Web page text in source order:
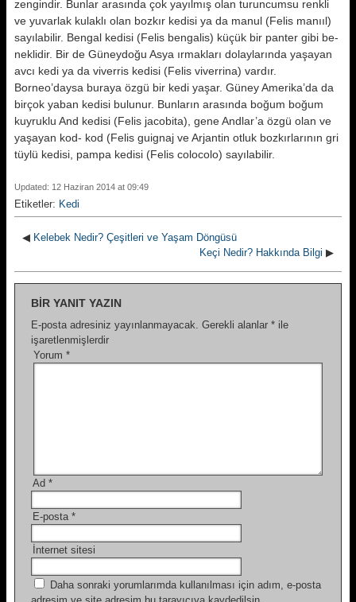
zengin­dir. Bunlar arasında çok yayılmış olan turuncumsu renkli
ve yuvarlak kulaklı olan bozkır kedisi ya da manul (Felis manııl)
sayılabilir. Bengal kedisi (Fe­lis bengalis) küçük bir panter gibi be­
neklidir. Bir de Güneydoğu Asya ır­makları dolaylarında yaşayan
avcı ke­di ya da viverris kedisi (Felis viverrina) vardır.
Borneo’daysa buraya öz­gü bir kedi yaşar. Güney Amerika’da da
birçok yaban kedisi bulunur. Bun­ların arasında boğum boğum
kuyruk­lu And kedisi (Felis jacobita), gene Andlar’a özgü olan ve
yaşayan kod- kod (Felis guignaj ve Arjantin otluk bozkırlarının gri
tüylü kedisi, pampa kedisi (Felis colocolo) sayılabilir.
Updated: 12 Haziran 2014 at 09:49
Etiketler: Kedi
◀ Kelebek Nedir? Çeşitleri ve Yaşam Döngüsü
Keçi Nedir? Hakkında Bilgi ▶
BIR YANIT YAZIN
E-posta adresiniz yayınlanmayacak. Gerekli alanlar * ile
işaretlenmişlerdir
Yorum *
Ad *
E-posta *
İnternet sitesi
Daha sonraki yorumlarımda kullanılması için adım, e-posta